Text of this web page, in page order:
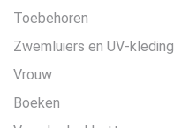
Toebehoren
Zwemluiers en UV-kleding
Vrouw
Boeken